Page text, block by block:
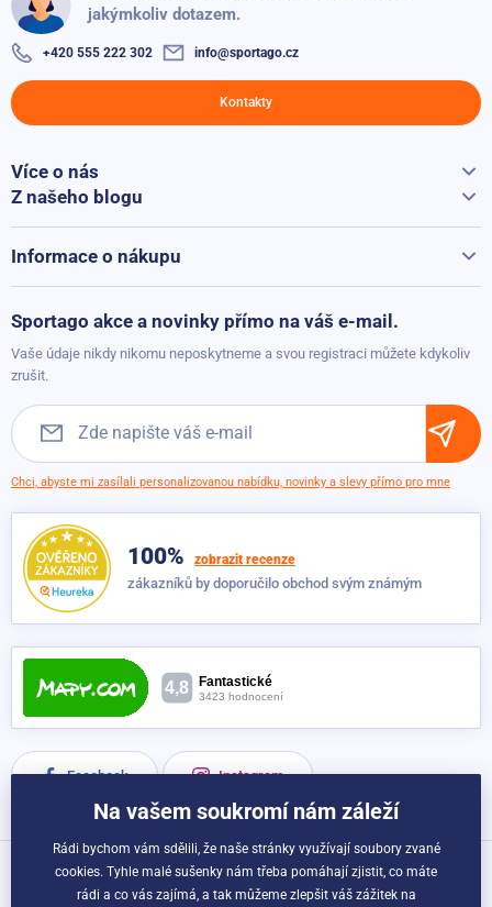
jakýmkoliv dotazem.
+420 555 222 302 info@sportago.cz
Kontakty
Více o nás
Vše o Sportago
Kontakty
Z našeho blogu
Běžecké pásy při přepravě hýčkáme
Informace o nákupu
Obchodní podmínky
Sportago akce a novinky přímo na váš e-mail.
Vaše údaje nikdy nikomu neposkytneme a svou registraci můžete kdykoliv
zrušit.
Chci, abyste mi zasílali personalizovanou nabídku, novinky a slevy přímo pro mne
100% zobrazit recenze
zákazníků by doporučilo obchod svým známým
Facebook Instagram
Možnosti dopravy a platby:
Na vašem soukromí nám záleží
Rádi bychom vám sdělili, že naše stránky využívají soubory zvané
cookies. Tyhle malé sušenky nám třeba pomáhají zjistit, co máte
rádi a co vás zajímá, a tak můžeme zlepšit váš zážitek na